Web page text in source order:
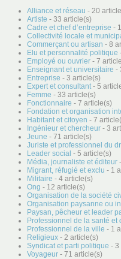
Alliance et réseau - 20
Artiste - 33 article(s)
Cadre et chef d’entreprise -
Collectivité locale et
Commerçant ou artisan - 8
Elu et personnalité politique
Employé ou ouvrier - 7
Enseignant et universitaire -
Entreprise - 3 article(s)
Expert et consultant- 5
Femme - 33 article(s)
Fonctionnaire - 7 article(s)
Fondation et organisation
Habitant et citoyen - 7
Ingénieur et chercheur - 3
Jeune - 71 article(s)
Juriste et professionnel du
Leader social - 5 article(s)
Média, journaliste et éditeur
Migrant, réfugié et exclu - 1
Militaire - 4 article(s)
Ong - 12 article(s)
Organisation de la société
Organisation paysanne ou
Paysan, pêcheur et leader
Professionnel de la santé et
Professionnel de la ville - 1
Religieux - 2 article(s)
Syndicat et parti politique - 3
Voyageur - 71 article(s)